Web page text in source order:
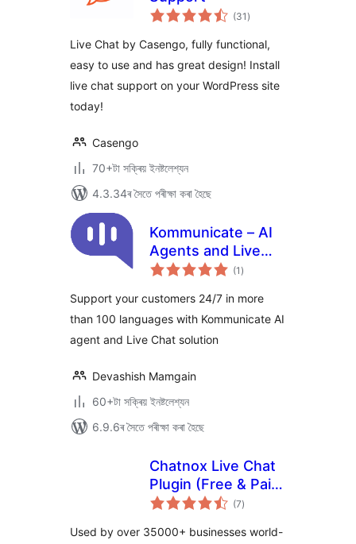
(31 টা
মুঠ)
Live Chat by Casengo, fully functional,
easy to use and has great design! Install
live chat support on your WordPress site
today!
Casengo
70+টা সক্ৰিয় ইনষ্টলেশ্যন
4.3.34ৰ সৈতে পৰীক্ষা কৰা হৈছে
Kommunicate – AI
Agents and Live
Chat for Customer
(1 টা
মুঠ)
Support your customers 24/7 in more
than 100 languages with Kommunicate AI
agent and Live Chat solution
Devashish Mamgain
60+টা সক্ৰিয় ইনষ্টলেশ্যন
6.9.6ৰ সৈতে পৰীক্ষা কৰা হৈছে
Chatnox Live Chat
Plugin (Free & Paid
Plans)
(7টা
মুঠ)
Used by over 35000+ businesses world-